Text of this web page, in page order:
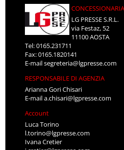
LG PRESSE S.R.L.
via Festaz, 52
11100 AOSTA
Tel: 0165.231711
Fax: 0165.1820141
E-mailsegreteria@lgpresse.com
RESPONSABILE DI AGENZIA
Arianna Gori Chisari
E-maila.chisari@lgpresse.com
Account
Luca Torino
l.torino@lgpresse.com
Ivana Cretier